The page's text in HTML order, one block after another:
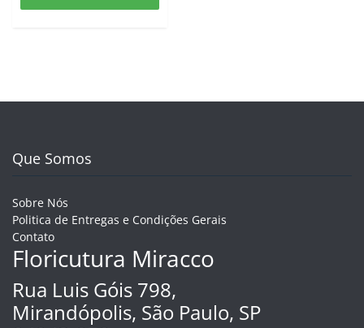
Que Somos
Sobre Nós
Politica de Entregas e Condições Gerais
Contato
Floricutura Miracco
Rua Luis Góis 798,
Mirandópolis, São Paulo, SP